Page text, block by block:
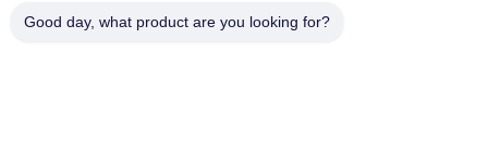
Control De Calidad
Good day, what product are you looking for?